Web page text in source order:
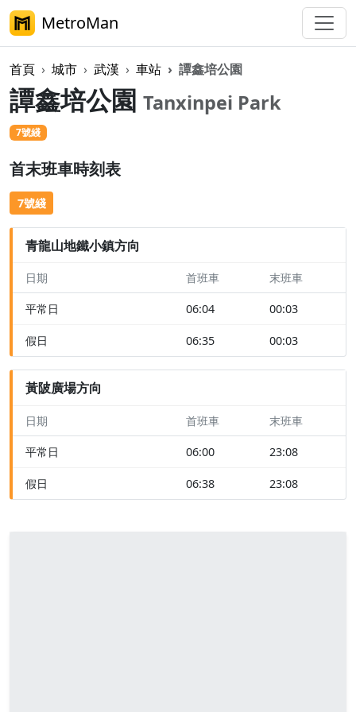
MetroMan
首頁 城市 武漢 車站 譚鑫培公園
譚鑫培公園 Tanxinpei Park
7號綫
首末班車時刻表
7號綫
青龍山地鐵小鎮方向
日期 首班車 末班車
平常日 06:04 00:03
假日 06:35 00:03
黃陂廣場方向
日期 首班車 末班車
平常日 06:00 23:08
假日 06:38 23:08